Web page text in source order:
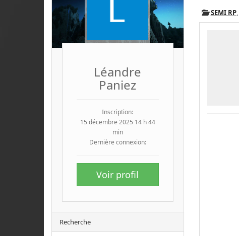
Léandre
Paniez
Inscription:
15 décembre 2025 14 h 44
min
Dernière connexion:
Voir profil
Recherche
SEMI RP,